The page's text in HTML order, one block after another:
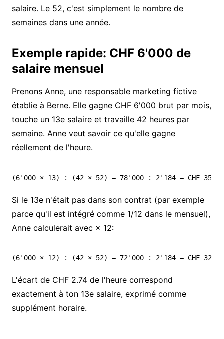
salaire. Le 52, c'est simplement le nombre de
semaines dans une année.
Exemple rapide: CHF 6'000 de
salaire mensuel
Prenons Anne, une responsable marketing fictive
établie à Berne. Elle gagne CHF 6'000 brut par mois,
touche un 13e salaire et travaille 42 heures par
semaine. Anne veut savoir ce qu'elle gagne
réellement de l'heure.
Si le 13e n'était pas dans son contrat (par exemple
parce qu'il est intégré comme 1/12 dans le mensuel),
Anne calculerait avec × 12:
L'écart de CHF 2.74 de l'heure correspond
exactement à ton 13e salaire, exprimé comme
supplément horaire.